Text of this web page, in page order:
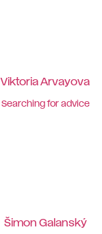
Viktoria Arvayova
Searching for advice
Šimon Galanský